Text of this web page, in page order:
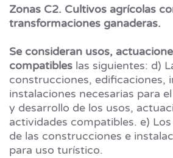
Zonas C2. Cultivos agrícolas
transformaciones ganaderas.
Se consideran usos,
compatibles las siguientes: d)
construcciones, edificaciones,
instalaciones necesarias para
y desarrollo de los usos,
actividades compatibles. e)
de las construcciones e
para uso turístico.